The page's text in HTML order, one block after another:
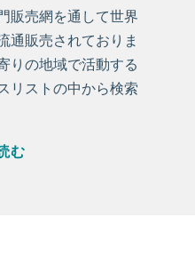
販売網を通して世界
通販売されておりま
りの地域で活動する
リストの中から検索
む